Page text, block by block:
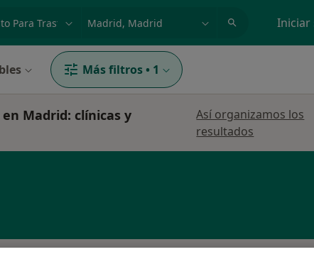
Iniciar
Más filtros • 1
Madrid: clínicas y
Así organizamos los
resultados